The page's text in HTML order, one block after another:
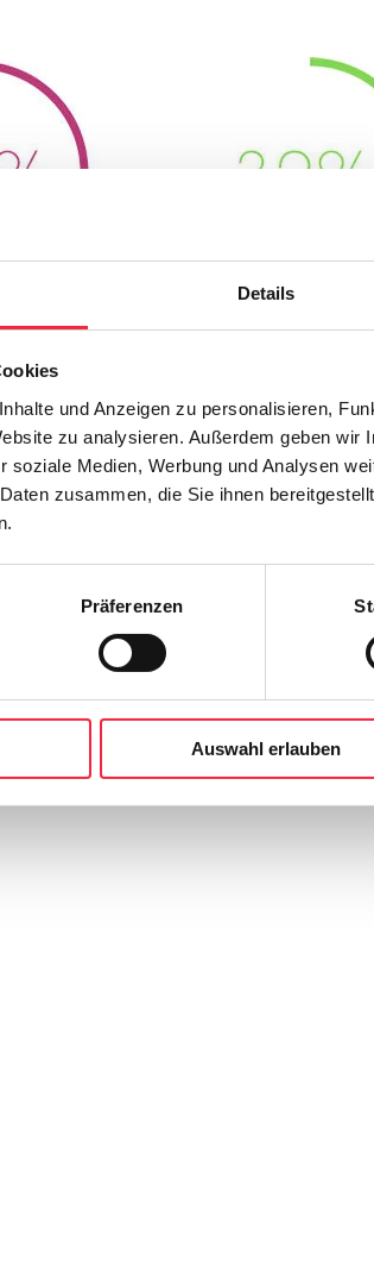
Details
und Anzeigen zu personalisieren,
zu analysieren. Außerdem geben wir
soziale Medien, Werbung und Analysen
zusammen, die Sie ihnen
Präferenzen
Auswahl erlauben